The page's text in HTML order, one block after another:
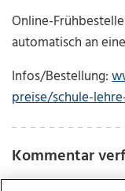
Online-
automatisch an
Infos/Bestellung:
preise/schule-
Kommentar